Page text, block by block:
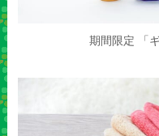
期間限定 「